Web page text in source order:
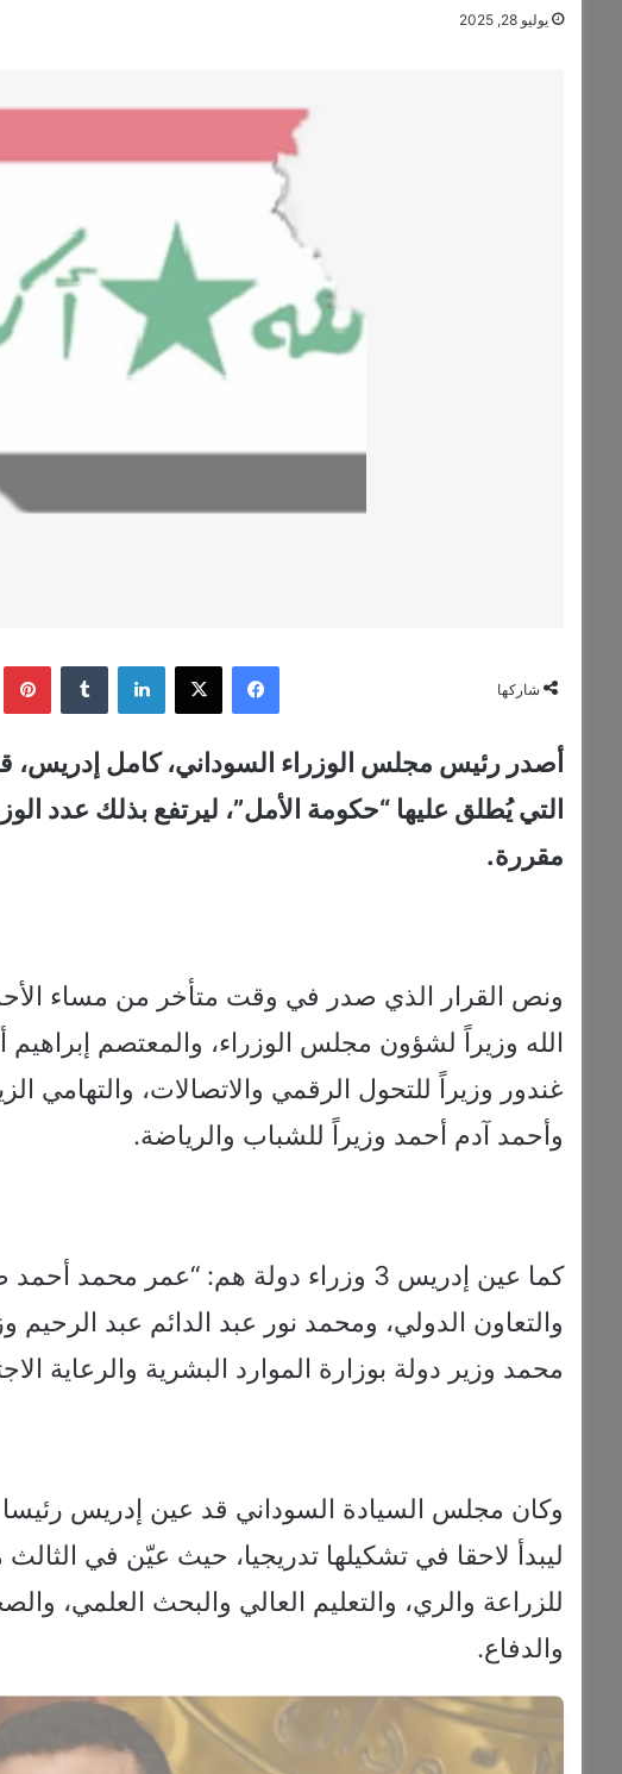
يوليو 28, 2025
شاركها
فيسبوك ‫X لينكدإن ‏Tumblr
مقررة.
ونص القرار الذي صدر في وقت متأخر من مساء
الله وزيراً لشؤون مجلس الوزراء، والمعتصم إبراهيم
غندور وزيراً للتحول الرقمي والاتصالات، والتهامي
وأحمد آدم أحمد وزيراً للشباب والرياضة.
كما عين إدريس 3 وزراء دولة هم: “عمر
والتعاون الدولي، ومحمد نور عبد الدائم عبد الرحيم
محمد وزير دولة بوزارة الموارد البشرية والرعاية
ليبدأ لاحقا في تشكيلها تدريجيا، حيث عيّن في
والدفاع.